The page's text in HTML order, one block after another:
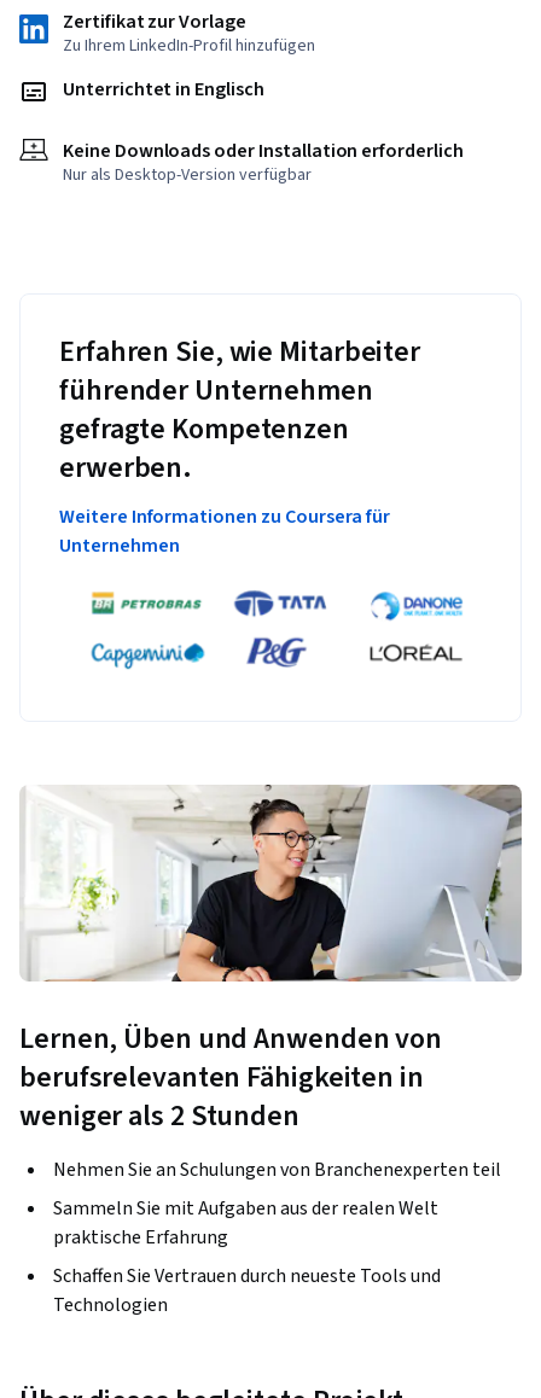
Zertifikat zur Vorlage
Zu Ihrem LinkedIn-Profil hinzufügen
Unterrichtet in Englisch
Keine Downloads oder Installation erforderlich
Nur als Desktop-Version verfügbar
Erfahren Sie, wie Mitarbeiter
führender Unternehmen
gefragte Kompetenzen
erwerben.
Weitere Informationen zu Coursera für
Unternehmen
Lernen, Üben und Anwenden von
berufsrelevanten Fähigkeiten in
weniger als 2 Stunden
Nehmen Sie an Schulungen von Branchenexperten teil
Sammeln Sie mit Aufgaben aus der realen Welt
praktische Erfahrung
Schaffen Sie Vertrauen durch neueste Tools und
Technologien